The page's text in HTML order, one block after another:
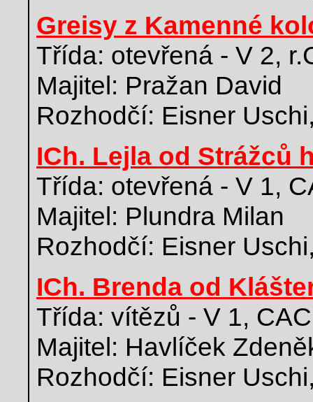
Greisy z Kamenné
Třída: otevřená - V 2,
Majitel: Pražan David
Rozhodčí: Eisner
ICh. Lejla od Strážců
Třída: otevřená - V 1,
Majitel: Plundra Milan
Rozhodčí: Eisner
ICh. Brenda od
Třída: vítězů - V 1,
Majitel: Havlíček
Rozhodčí: Eisner